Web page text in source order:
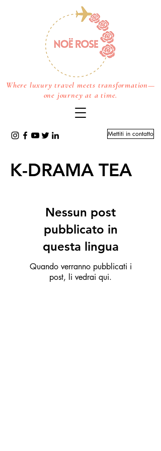
Where luxury travel meets transformation—
one journey at a time.
Mettiti in contatto
K-DRAMA TEA
Nessun post
pubblicato in
questa lingua
Quando verranno pubblicati i
post, li vedrai qui.